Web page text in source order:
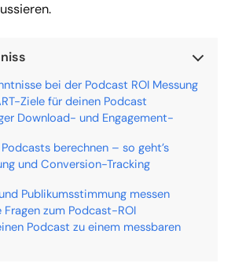
bei der Podcast ROI Messung
Ziele für deinen Podcast
Download- und Engagement-
berechnen – so geht’s
und Conversion-Tracking
Publikumsstimmung messen
Fragen zum Podcast-ROI
Podcast zu einem messbaren